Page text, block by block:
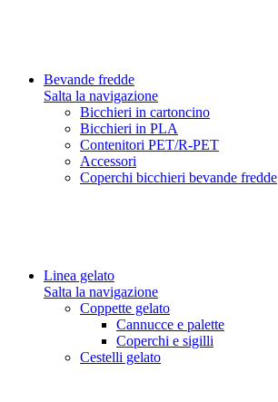
Bevande fredde
Salta la navigazione
Bicchieri in cartoncino
Bicchieri in PLA
Contenitori PET/R-PET
Accessori
Coperchi bicchieri bevande fredde
Linea gelato
Salta la navigazione
Coppette gelato
Cannucce e palette
Coperchi e sigilli
Cestelli gelato